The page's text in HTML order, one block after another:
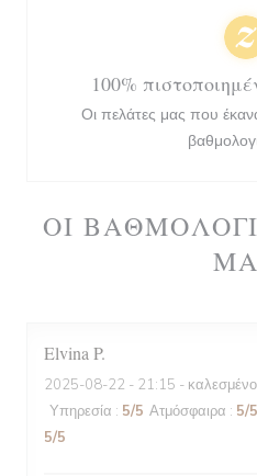
ΟΙ
Elvina P
2025-08-22 - 21:15 -
Υπηρεσία : 5/5 Ατμόσφαιρα : 5/5
5/5
100%
Οι πελάτες μας που